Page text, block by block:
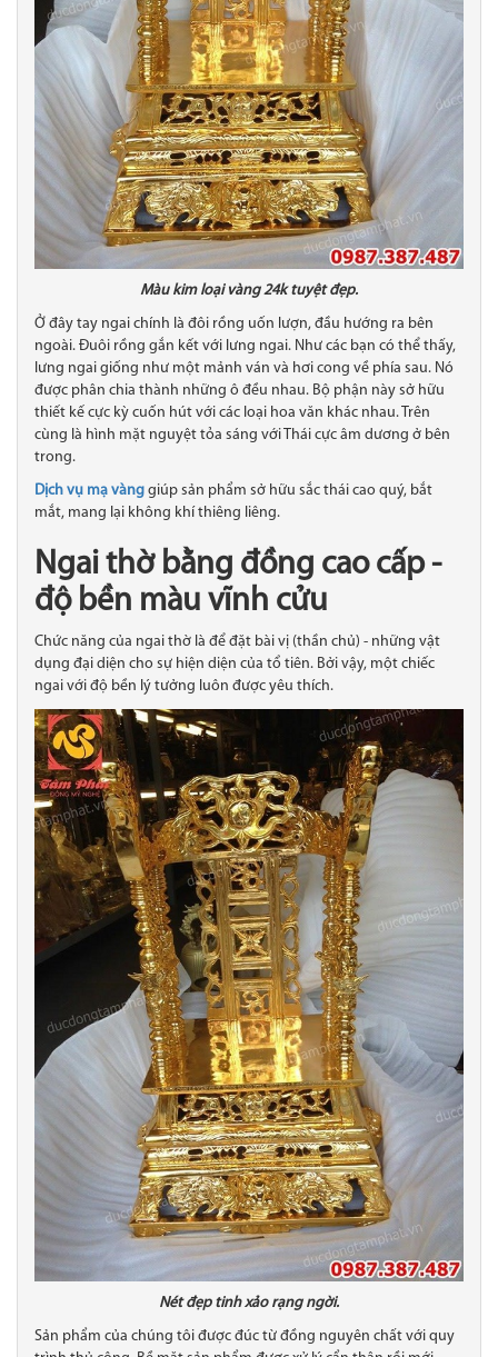
Màu kim loại vàng 24k tuyệt đẹp.
Ở đây tay ngai chính là đôi rồng uốn lượn, đầu hướng ra bên
ngoài. Đuôi rồng gắn kết với lưng ngai. Như các bạn có thể thấy,
lưng ngai giống như một mảnh ván và hơi cong về phía sau. Nó
được phân chia thành những ô đều nhau. Bộ phận này sở hữu
thiết kế cực kỳ cuốn hút với các loại hoa văn khác nhau. Trên
cùng là hình mặt nguyệt tỏa sáng với Thái cực âm dương ở bên
trong.
Dịch vụ mạ vàng giúp sản phẩm sở hữu sắc thái cao quý, bắt
mắt, mang lại không khí thiêng liêng.
Ngai thờ bằng đồng cao cấp -
độ bền màu vĩnh cửu
Chức năng của ngai thờ là để đặt bài vị (thần chủ) - những vật
dụng đại diện cho sự hiện diện của tổ tiên. Bởi vậy, một chiếc
ngai với độ bền lý tưởng luôn được yêu thích.
Nét đẹp tinh xảo rạng ngời.
Sản phẩm của chúng tôi được đúc từ đồng nguyên chất với quy